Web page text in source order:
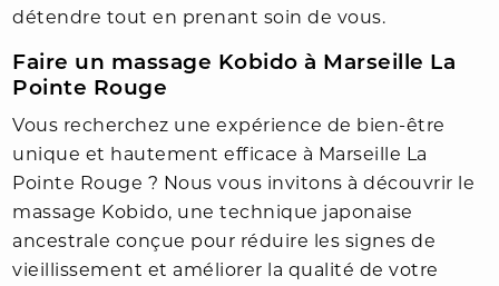
détendre tout en prenant soin de vous.
Faire un massage Kobido à Marseille La
Pointe Rouge
Vous recherchez une expérience de bien-être
unique et hautement efficace à Marseille La
Pointe Rouge ? Nous vous invitons à découvrir le
massage Kobido, une technique japonaise
ancestrale conçue pour réduire les signes de
vieillissement et améliorer la qualité de votre